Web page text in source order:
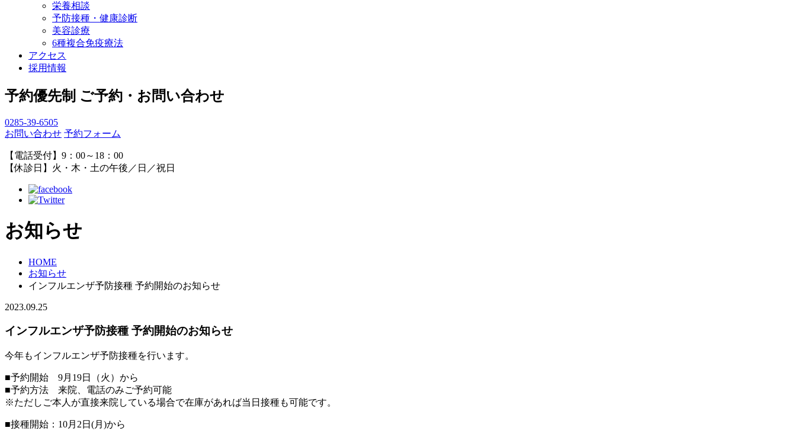
栄養相談
予防接種・健康診断
美容診療
6種複合免疫療法
アクセス
採用情報
予約優先制 ご予約・お問い合わせ
0285-39-6505
お問い合わせ 予約フォーム
【電話受付】9：00～18：00
【休診日】火・木・土の午後／日／祝日
お知らせ
HOME
お知らせ
インフルエンザ予防接種 予約開始のお知らせ
2023.09.25
インフルエンザ予防接種 予約開始のお知らせ
今年もインフルエンザ予防接種を行います。
■予約開始 9月19日（火）から
■予約方法 来院、電話のみご予約可能
※ただしご本人が直接来院している場合で在庫があれば当日接種も可能です。
■接種開始：10月2日(月)から